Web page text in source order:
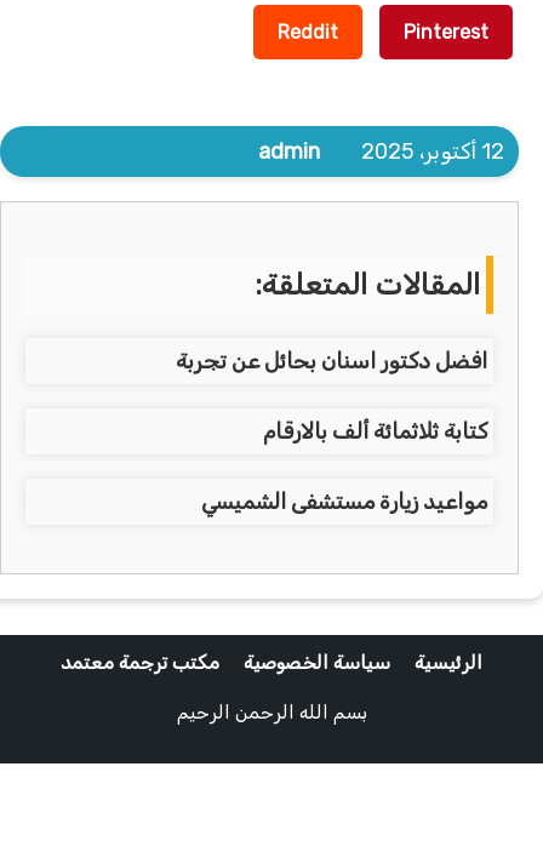
Pinterest
Reddit
12 أكتوبر، 2025 admin
المقالات المتعلقة:
افضل دكتور اسنان بحائل عن تجربة
كتابة ثلاثمائة ألف بالارقام
مواعيد زيارة مستشفى الشميسي
الرئيسية سياسة الخصوصية مكتب ترجمة معتمد
بسم الله الرحمن الرحيم